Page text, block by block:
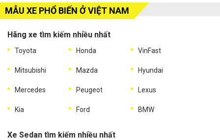
MẪU XE PHỔ BIẾN Ở VIỆT NAM
Hãng xe tìm kiếm nhiều nhất
Toyota Honda VinFast
Mitsubishi Mazda Hyundai
Mercedes Peugeot Lexus
Kia Ford BMW
Xe Sedan tìm kiếm nhiều nhất